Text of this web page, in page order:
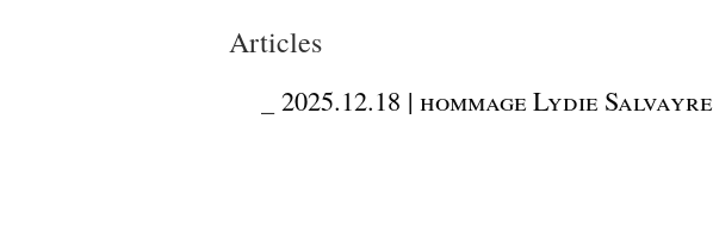
Articles
2025.12.18 | hommage Lydie Salvayre